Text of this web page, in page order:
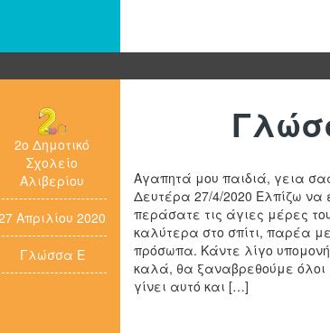
2ο Δημοτικό
Σχολείο
Αλιβερίου
Απριλίου 2020
Γλώσσα Ε
Αγαπητά μου παιδιά, γεια
Δευτέρα 27/4/2020 Ελπίζω να
περάσατε τις άγιες μέρες
καλύτερα στο σπίτι, παρέα
πρόσωπα. Κάντε λίγο
καλά, θα ξαναβρεθούμε όλοι
γίνει αυτό και […]